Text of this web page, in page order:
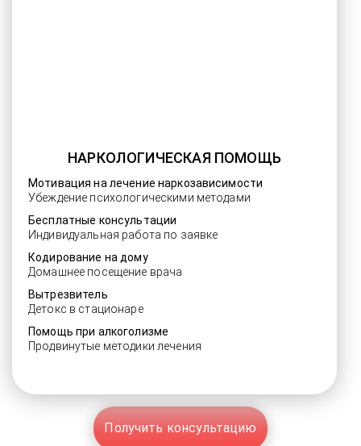
НАРКОЛОГИЧЕСКАЯ ПОМОЩЬ
Мотивация на лечение наркозависимости
Убеждение психологическими методами
Бесплатные консультации
Индивидуальная работа по заявке
Кодирование на дому
Домашнее посещение врача
Вытрезвитель
Детокс в стационаре
Помощь при алкоголизме
Продвинутые методики лечения
Получить консультацию